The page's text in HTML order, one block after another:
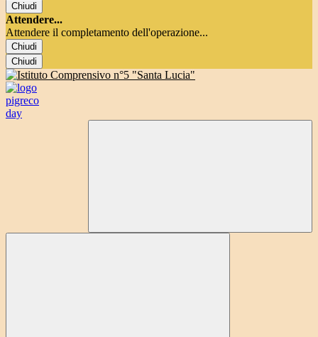
Chiudi
Attendere...
Attendere il completamento dell'operazione...
Chiudi
Chiudi